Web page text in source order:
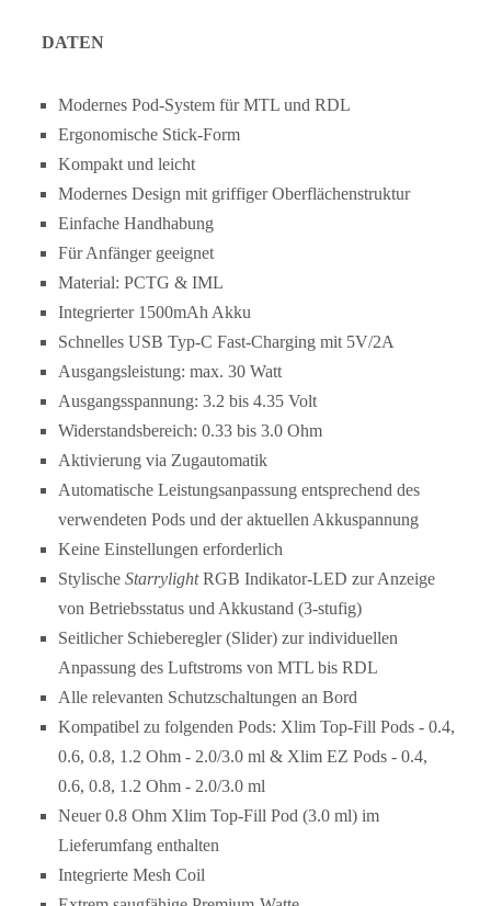
DATEN
Modernes Pod-System für MTL und RDL
Ergonomische Stick-Form
Kompakt und leicht
Modernes Design mit griffiger Oberflächenstruktur
Einfache Handhabung
Für Anfänger geeignet
Material: PCTG & IML
Integrierter 1500mAh Akku
Schnelles USB Typ-C Fast-Charging mit 5V/2A
Ausgangsleistung: max. 30 Watt
Ausgangsspannung: 3.2 bis 4.35 Volt
Widerstandsbereich: 0.33 bis 3.0 Ohm
Aktivierung via Zugautomatik
Automatische Leistungsanpassung entsprechend des
verwendeten Pods und der aktuellen Akkuspannung
Keine Einstellungen erforderlich
Stylische Starrylight RGB Indikator-LED zur Anzeige
von Betriebsstatus und Akkustand (3-stufig)
Seitlicher Schieberegler (Slider) zur individuellen
Anpassung des Luftstroms von MTL bis RDL
Alle relevanten Schutzschaltungen an Bord
Kompatibel zu folgenden Pods: Xlim Top-Fill Pods - 0.4,
0.6, 0.8, 1.2 Ohm - 2.0/3.0 ml & Xlim EZ Pods - 0.4,
0.6, 0.8, 1.2 Ohm - 2.0/3.0 ml
Neuer 0.8 Ohm Xlim Top-Fill Pod (3.0 ml) im
Lieferumfang enthalten
Integrierte Mesh Coil